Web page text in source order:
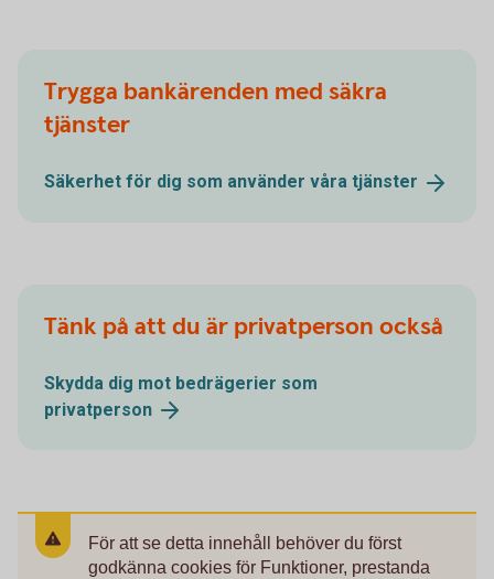
Trygga bankärenden med säkra
tjänster
Säkerhet för dig som använder våra tjänster
Tänk på att du är privatperson också
Skydda dig mot bedrägerier som
privatperson
För att se detta innehåll behöver du först
godkänna cookies för Funktioner, prestanda